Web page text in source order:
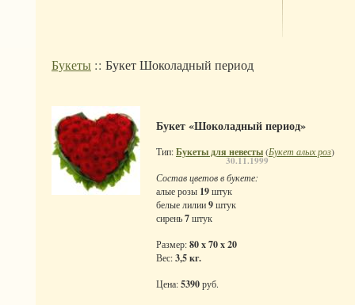
Букеты :: Букет Шоколадный период
30.11.1999
Букет «Шоколадный период»
Тип:Букеты для невесты(Букет алых роз)
Состав цветов в букете:
алые розы 19штук
белые лилии9штук
сирень7штук
Размер:80 x 70 x 20
Вес:3,5 кг.
Цена:5390руб.